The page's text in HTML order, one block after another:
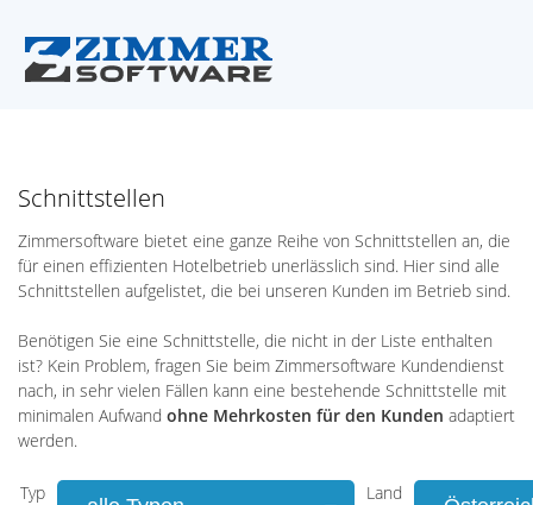
Schnittstellen
Zimmersoftware bietet eine ganze Reihe von Schnittstellen an, die
für einen effizienten Hotelbetrieb unerlässlich sind. Hier sind alle
Schnittstellen aufgelistet, die bei unseren Kunden im Betrieb sind.
Benötigen Sie eine Schnittstelle, die nicht in der Liste enthalten
ist? Kein Problem, fragen Sie beim Zimmersoftware Kundendienst
nach, in sehr vielen Fällen kann eine bestehende Schnittstelle mit
minimalen Aufwand ohne Mehrkosten für den Kunden adaptiert
werden.
Typ Land